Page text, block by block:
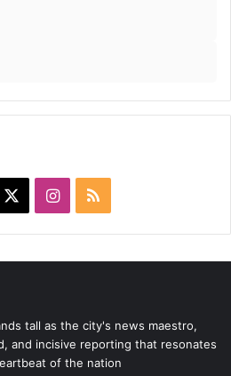
Instagram
RSS
tall as the city's news maestro,
and incisive reporting that resonates
of the nation